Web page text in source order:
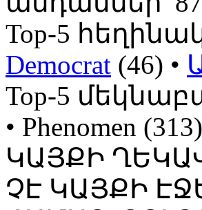
Top-5
Democrat (46) •
Top-5
• Phenomen
ԿԱՅՔԻ
ՉԷ ԿԱՅՔԻ